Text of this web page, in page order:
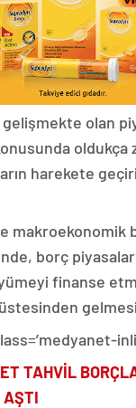
olan
oldukça
harekete
makroekonomik
borç
finanse
TAHVİL
AŞTI